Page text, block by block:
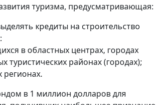
туризма, предусматривающая:
кредиты на строительство
в областных центрах, городах
туристических районах (городах);
регионах.
в 1 миллион долларов для